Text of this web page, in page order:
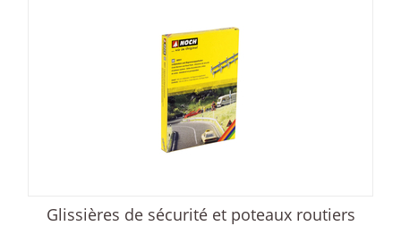
Glissières de sécurité et poteaux routiers